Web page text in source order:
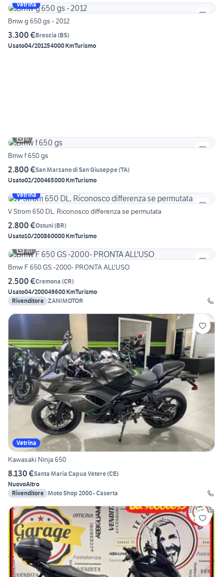
Vetrina
Bmw g 650 gs - 2012
3.300 €Brescia (BS)
Usato04/201254000 KmTurismo
6
Bmw f 650 gs
2.800 €San Marzano di San Giuseppe(TA)
Usato02/200465000 KmTurismo
Vetrina
V Strom 650 DL. Riconosco differenza se permutata
2.800 €Ostuni(BR)
Usato10/200860000 KmTurismo
30
Bmw F 650 GS -2000- PRONTA ALL'USO
2.500 €Cremona (CR)
Usato04/200049600 KmTurismo
Rivenditore ZANIMOTOR
Vetrina
Kawasaki Ninja 650
8.130 €Santa Maria Capua Vetere(CE)
NuovoAltro
Rivenditore Moto Shop 2000 - Caserta